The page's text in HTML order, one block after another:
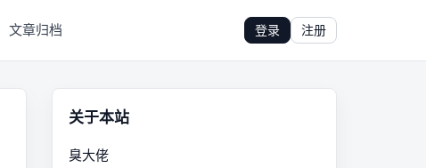
文章归档 登录 注册
关于本站
臭大佬